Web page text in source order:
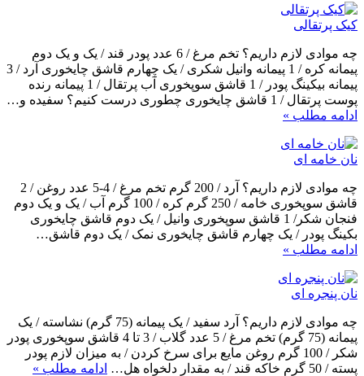
کیک پرتقالی
چه موادی لازم داریم؟ تخم مرغ / 6 عدد پودر قند / یک و یک دوم
پیمانه کره / 1 پیمانه وانیل شکری / یک چهارم قاشق چایخوری آرد / 3
پیمانه بیکینگ پودر / 1 قاشق سوپخوری آب پرتقال / 1 پیمانه رنده
پوست پرتقال / 1 قاشق چایخوری چطوری درست کنیم؟ سفیده و…
ادامه مطلب »
نان خامه ای
چه موادی لازم داریم؟ آرد / 200 گرم تخم مرغ / 4-5 عدد روغن / 2
قاشق سوپخوری خامه / 250 گرم کره / 100 گرم آب / یک و یک دوم
فنجان شکر/ 1 قاشق سوپخوری وانیل / یک دوم قاشق چایخوری
بکینگ پودر / یک چهارم قاشق چایخوری نمک / یک دوم قاشق…
ادامه مطلب »
نان پنجره ای
چه موادی لازم داریم؟ آرد سفید / یک پیمانه (75 گرم) نشاسته / یک
پیمانه (75 گرم) تخم مرغ / 5 عدد گلاب / 3 تا 4 قاشق سوپخوری پودر
شکر / 100 گرم روغن مایع برای سرخ کردن / به میزان لازم پودر
پسته / 50 گرم خاکه قند / به مقدار دلخواه هل…
ادامه مطلب »